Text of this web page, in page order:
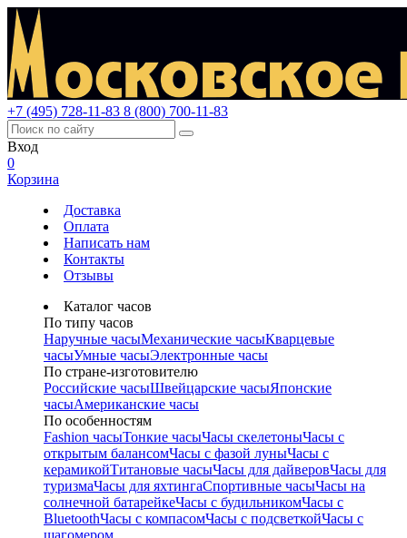
+7 (495) 728-11-83 8 (800) 700-11-83
Вход
0
Корзина
Доставка
Оплата
Написать нам
Контакты
Отзывы
Каталог часов
По типу часов
Наручные часыМеханические часыКварцевые
часыУмные часыЭлектронные часы
По стране-изготовителю
Российские часыШвейцарские часыЯпонские
часыАмериканские часы
По особенностям
Fashion часыТонкие часыЧасы скелетоныЧасы с
открытым балансомЧасы с фазой луныЧасы с
керамикойТитановые часыЧасы для дайверовЧасы для
туризмаЧасы для яхтингаСпортивные часыЧасы на
солнечной батарейкеЧасы с будильникомЧасы с
BluetoothЧасы с компасомЧасы с подсветкойЧасы с
шагомером